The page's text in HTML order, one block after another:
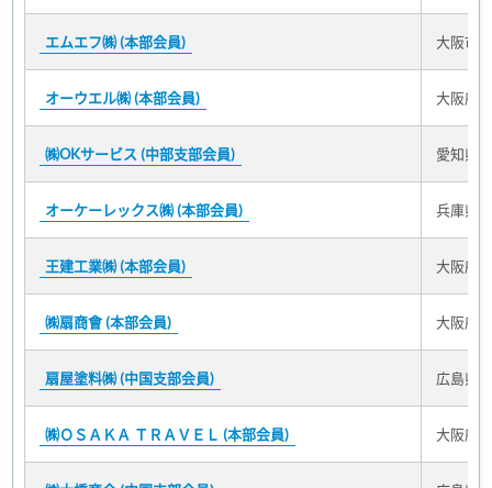
エムエフ㈱ (本部会員) 大阪市
オーウエル㈱ (本部会員) 大阪府
㈱OKサービス (中部支部会員) 愛知県
オーケーレックス㈱ (本部会員) 兵庫県
王建工業㈱ (本部会員) 大阪府
㈱扇商會 (本部会員) 大阪府
扇屋塗料㈱ (中国支部会員) 広島県
㈱ＯＳＡＫＡ ＴＲＡＶＥＬ (本部会員) 大阪府